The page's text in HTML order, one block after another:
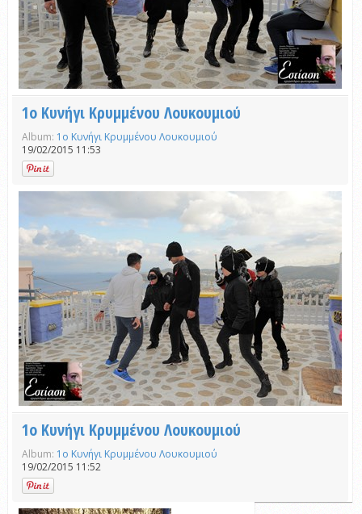
1ο Κυνήγι Κρυμμένου Λουκουμιού
Album: 1ο Κυνήγι Κρυμμένου Λουκουμιού
19/02/2015 11:53
1ο Κυνήγι Κρυμμένου Λουκουμιού
Album: 1ο Κυνήγι Κρυμμένου Λουκουμιού
19/02/2015 11:52